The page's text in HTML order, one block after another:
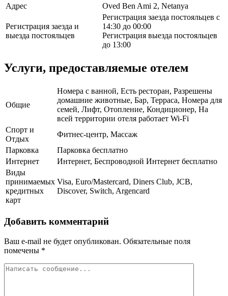
Адрес
Oved Ben Ami 2, Netanya
Регистрация заезда и
выезда постояльцев
Регистрация заезда постояльцев с
14:30 до 00:00
Регистрация выезда постояльцев
до 13:00
Услуги, предоставляемые отелем
Общие
Номера с ванной, Есть ресторан, Разрешены
домашние животные, Бар, Терраса, Номера для
семей, Лифт, Отопление, Кондиционер, На
всей территории отеля работает Wi-Fi
Спорт и
Отдых
Фитнес-центр, Массаж
Парковка
Парковка бесплатно
Интернет
Интернет, Беспроводной Интернет бесплатно
Виды
принимаемых
кредитных
карт
Visa, Euro/Mastercard, Diners Club, JCB,
Discover, Switch, Argencard
Добавить комментарий
Ваш e-mail не будет опубликован. Обязательные поля
помечены *